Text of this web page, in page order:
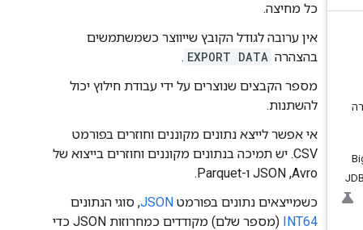
כל מחיצה.
אין ערובה לגודל הקובץ שייווצר כשמשתמשים
בהצהרה EXPORT DATA
.
מספר הקבצים שנוצרים על ידי עבודת חילוץ יכול
להשתנות.
אי אפשר לייצא נתונים מקוננים וחוזרים בפורמט
CSV. יש תמיכה בנתונים מקוננים וחוזרים בייצוא של
Avro,‏ JSON ו-Parquet.
כשמייצאים נתונים בפורמטJSON, סוגי הנתונים
INT64
(מספר שלם) מקודדים כמחרוזות JSON כדי